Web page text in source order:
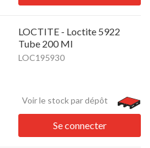
LOCTITE - Loctite 5922
Tube 200 Ml
LOC195930
Voir le stock par dépôt
Se connecter